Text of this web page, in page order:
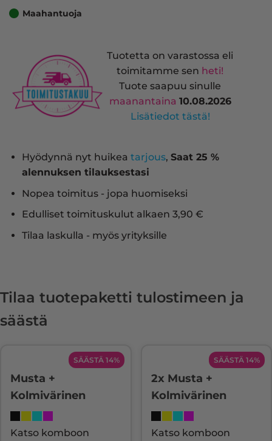
Maahantuoja
Tuotetta on varastossa eli
toimitamme sen heti!
Tuote saapuu sinulle
maanantaina 10.08.2026
Lisätiedot tästä!
Hyödynnä nyt huikea tarjous, Saat 25 %
alennuksen tilauksestasi
Nopea toimitus - jopa huomiseksi
Edulliset toimituskulut alkaen 3,90 €
Tilaa laskulla - myös yrityksille
Tilaa tuotepaketti tulostimeen ja
säästä
SÄÄSTÄ 14%
Musta +
Kolmivärinen
Katso komboon
SÄÄSTÄ 14%
2x Musta +
Kolmivärinen
Katso komboon